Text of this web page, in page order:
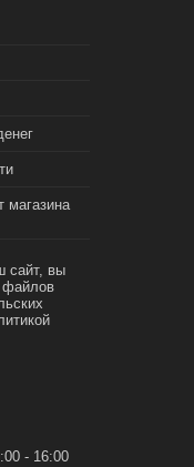
магазина
сайт, вы
файлов
- 16:00